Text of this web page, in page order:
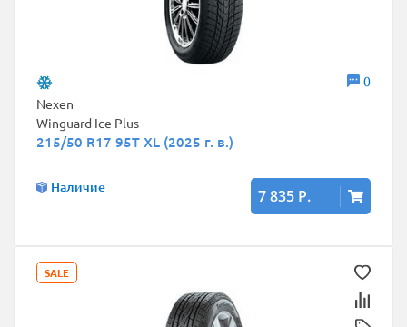
0
Nexen
Winguard Ice Plus
215/50 R17 95T XL (2025 г. в.)
Наличие 7 835 Р.
SALE